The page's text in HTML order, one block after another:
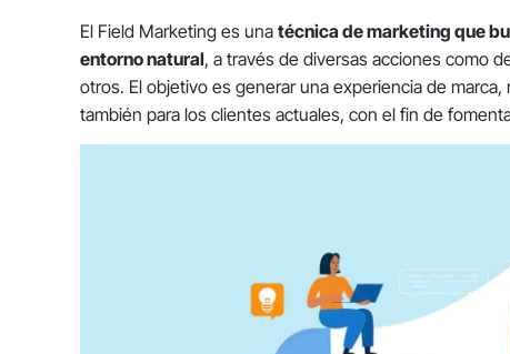
El Field Marketing es una técnica de marketing que
entorno natural, a través de diversas acciones como
otros. El objetivo es generar una experiencia de
también para los clientes actuales, con el fin de